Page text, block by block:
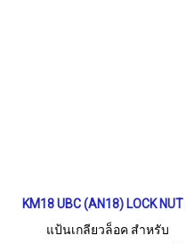
KM18 UBC (AN18) LOCK
แป้นเกลียวล็อค สำหรับ